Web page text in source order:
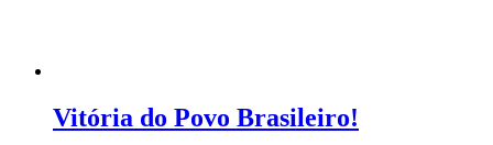
Vitória do Povo Brasileiro!